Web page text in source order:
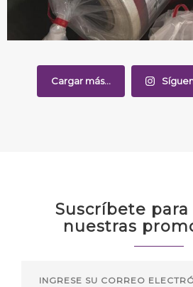
Cargar más...
Suscríbete
nuestras